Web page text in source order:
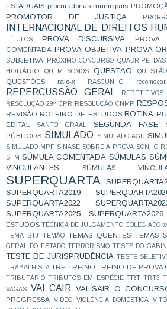
ESTADUAIS procuradorias municipais
PROMOTOR DE JUSTIÇA
INTERNACIONAL DE DIREITOS
TÍTULOS
PROVA DISCURSIVA
PROVA
COMENTADA PROVA OBJETIVA PROVA
SUBJETIVA
PRÓXIMO CONCURSO QUADRIPÉ
HORÁRIO
QUEM SOMOS QUESTÃO
QUESTÕES raio-x RASCUNHO recomeçar
REPERCUSSÃO GERAL REPETITIVOS
RESOLUÇÃO 29º CPR
RESOLUÇÃO CNMP
REVISÃO ROTEIRO DE ESTUDOS ROTINA
EDITAL
SANTO GRAAL SEGUNDA FASE
PÚBLICOS SIMULADO SIMULADO AGU
SIMULADO MPF SINASE SOBRE A PROVA SONHO
STM SÚMULA COMENTADA SÚMULAS
VINCULANTES
SÚMULAS
SUPERQUARTA
SUPERQUARTA2019
SUPERQUARTA2022
SUPERQUARTA2025
SUPERQUARTA2026
ESTUDOS TÉCNICA DE JULGAMENTO COLEGIADO
TEMA STJ TEMÃO TEMAS QUENTES TEMAS
GERAL DO ESTADO TERRORISMO TESES DO
TESTE DE JURISPRUDÊNCIA TESTE
TRABALHISTA TRE TREINO TREINO DE PROVA
TRIBUTÁRIO TRIBUTOS EM ESPÉCIE TRT TRT3
VAGAS
VAI CAIR VAI SAIR O
PREGRESSA
VIDEO VIOLÊNCIA DOMÉSTICA